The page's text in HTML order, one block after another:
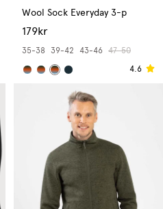
Wool Sock Everyday 3-p
179kr
35-38 39-42 43-46
47-50
4.6